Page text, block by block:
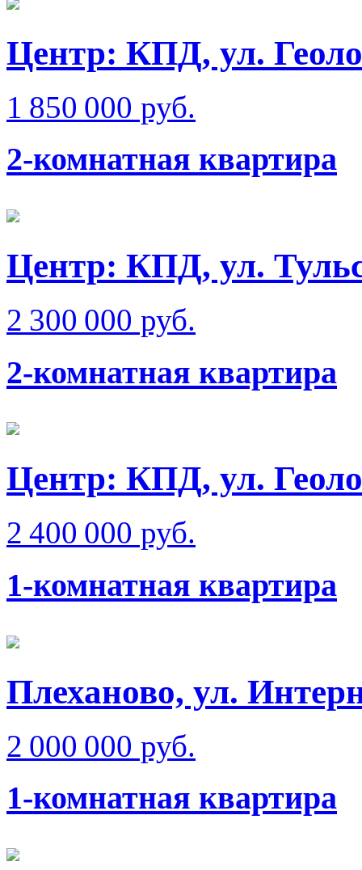
Центр: КПД, ул.
1 850 000 руб.
2-комнатная квартира
Центр: КПД, ул.
2 300 000 руб.
2-комнатная квартира
Центр: КПД, ул.
2 400 000 руб.
1-комнатная квартира
Плеханово, ул.
2 000 000 руб.
1-комнатная квартира